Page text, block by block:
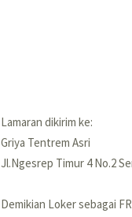
Lamaran dikirim ke:
Griya Tentrem Asri
Jl.Ngesrep Timur 4 No.2
Demikian Loker sebagai